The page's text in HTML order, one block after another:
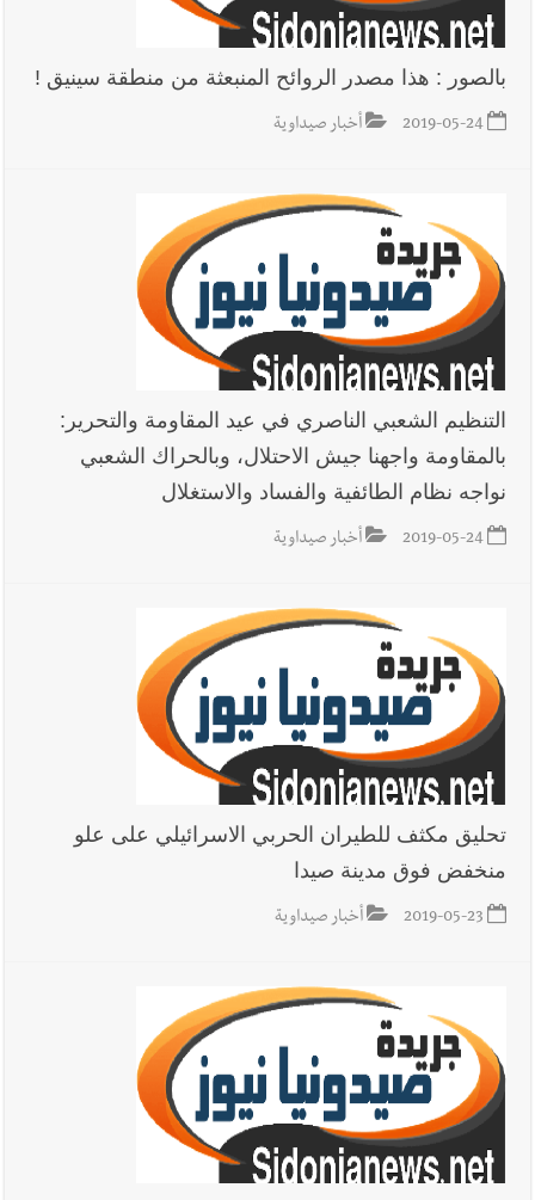
بالصور : هذا مصدر الروائح المنبعثة من منطقة سينيق !
2019-05-24 أخبار صيداوية
التنظيم الشعبي الناصري في عيد المقاومة والتحرير:
بالمقاومة واجهنا جيش الاحتلال، وبالحراك الشعبي
نواجه نظام الطائفية والفساد والاستغلال
2019-05-24 أخبار صيداوية
تحليق مكثف للطيران الحربي الاسرائيلي على علو
منخفض فوق مدينة صيدا
2019-05-23 أخبار صيداوية